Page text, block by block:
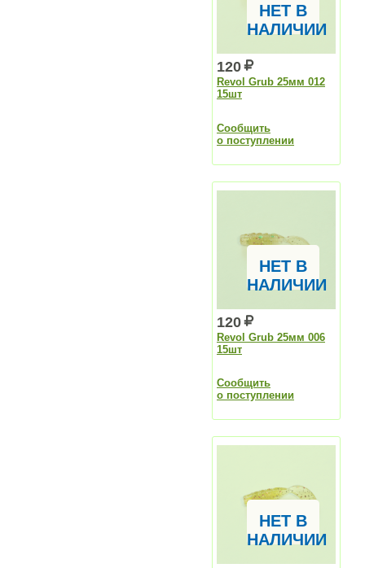
НЕТ В
НАЛИЧИИ
120
Revol Grub 25мм 012
15шт
Сообщить
о поступлении
НЕТ В
НАЛИЧИИ
120
Revol Grub 25мм 006
15шт
Сообщить
о поступлении
НЕТ В
НАЛИЧИИ